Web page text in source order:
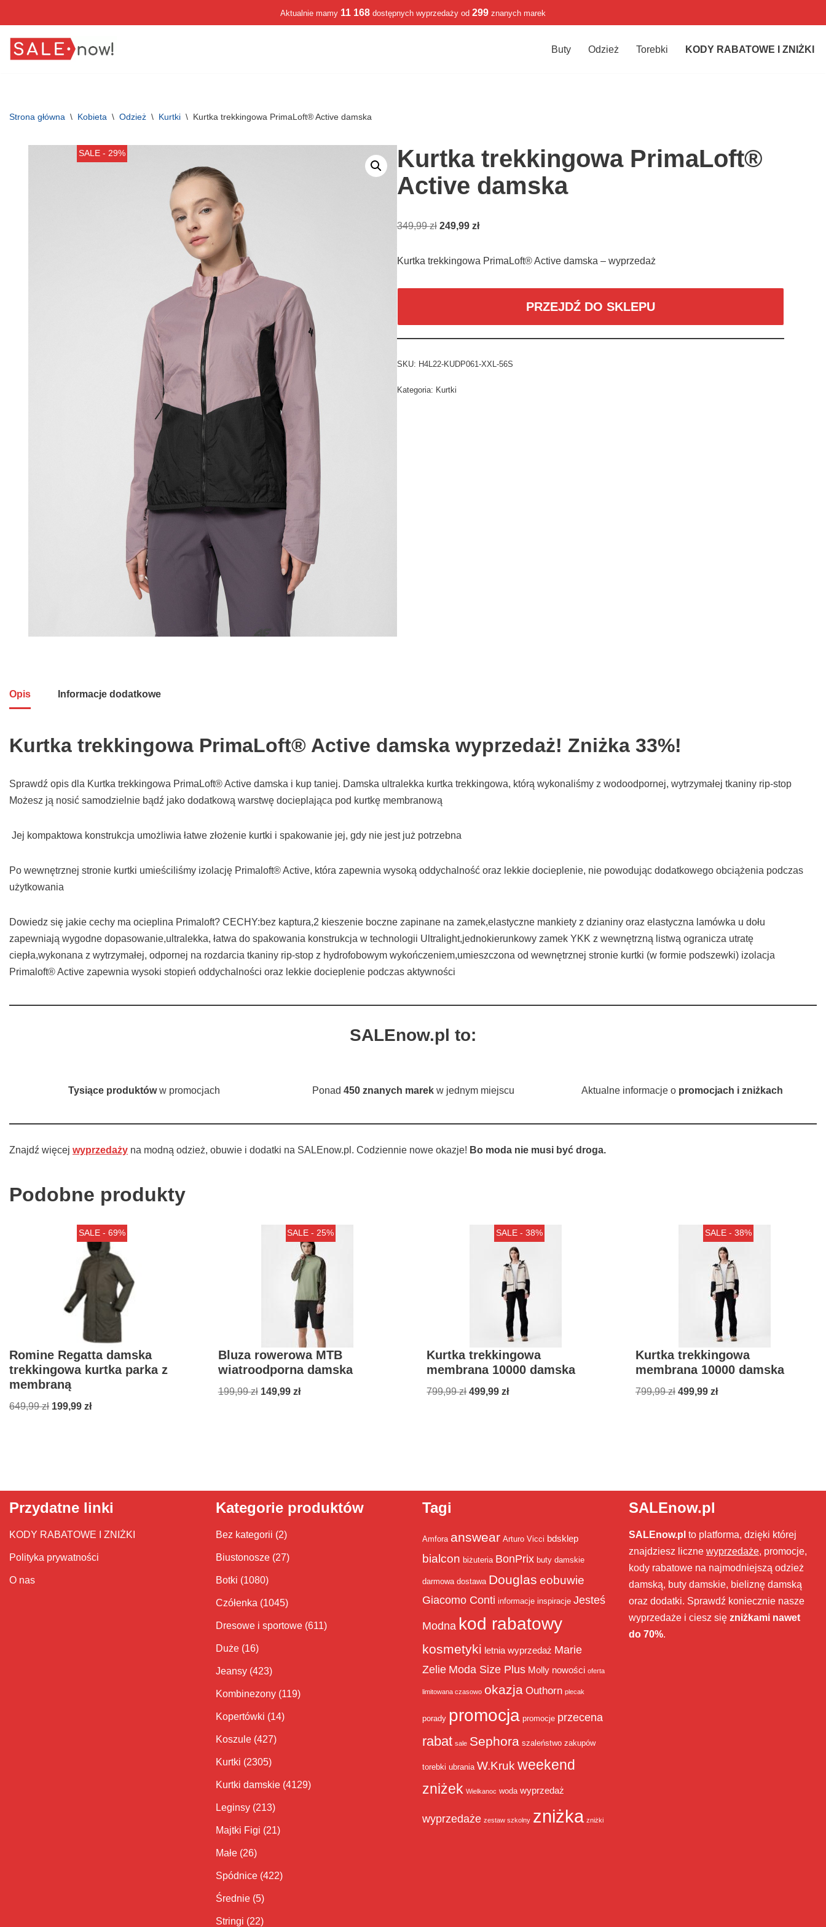
do
Aktualnie mamy 11 168 dostępnych wyprzedaży od 299 znanych marek
Buty Odzież Torebki KODY RABATOWE I ZNIŻKI
Strona główna \ Kobieta \ Odzież \ Kurtki \ Kurtka trekkingowa PrimaLoft® Active damska
SALE - 29%
Kurtka trekkingowa PrimaLoft®
Active damska
349,99zł 249,99 zł
Kurtka trekkingowa PrimaLoft® Active damska – wyprzedaż
PRZEJDŹ DO SKLEPU
SKU: H4L22-KUDP061-XXL-56S
Kategoria: Kurtki
Opis Informacje dodatkowe
Kurtka trekkingowa PrimaLoft® Active damska wyprzedaż! Zniżka 33%!
Sprawdź opis dla Kurtka trekkingowa PrimaLoft® Active damska i kup taniej. Damska ultralekka kurtka trekkingowa, którą wykonaliśmy z wodoodpornej, wytrzymałej tkaniny rip-stop
Możesz ją nosić samodzielnie bądź jako dodatkową warstwę docieplająca pod kurtkę membranową
Jej kompaktowa konstrukcja umożliwia łatwe złożenie kurtki i spakowanie jej, gdy nie jest już potrzebna
Po wewnętrznej stronie kurtki umieściliśmy izolację Primaloft® Active, która zapewnia wysoką oddychalność oraz lekkie docieplenie, nie powodując dodatkowego obciążenia podczas
użytkowania
Dowiedz się jakie cechy ma ocieplina Primaloft? CECHY:bez kaptura,2 kieszenie boczne zapinane na zamek,elastyczne mankiety z dzianiny oraz elastyczna lamówka u dołu
zapewniają wygodne dopasowanie,ultralekka, łatwa do spakowania konstrukcja w technologii Ultralight,jednokierunkowy zamek YKK z wewnętrzną listwą ogranicza utratę
ciepła,wykonana z wytrzymałej, odpornej na rozdarcia tkaniny rip-stop z hydrofobowym wykończeniem,umieszczona od wewnętrznej stronie kurtki (w formie podszewki) izolacja
Primaloft® Active zapewnia wysoki stopień oddychalności oraz lekkie docieplenie podczas aktywności
SALEnow.pl to:
Tysiące produktóww promocjach Ponad 450 znanych marekw jednym miejscu Aktualne informacje o promocjach i zniżkach
Znajdź więcej wyprzedaży na modną odzież, obuwie i dodatki na SALEnow.pl. Codziennie nowe okazje! Bo moda nie musi być droga.
Podobne produkty
SALE - 69%
Romine Regatta damska
trekkingowa kurtka parka z
membraną
649,99zł 199,99 zł
SALE - 25%
Bluza rowerowa MTB
wiatroodporna damska
199,99zł 149,99 zł
SALE - 38%
Kurtka trekkingowa
membrana 10000 damska
799,99zł 499,99zł
SALE - 38%
Kurtka trekkingowa
membrana 10000 damska
799,99zł 499,99 zł
Przydatne linki
KODY RABATOWE I ZNIŻKI
Polityka prywatności
O nas
Kategorie produktów
Bez kategorii (2)
Biustonosze (27)
Botki (1080)
Czółenka (1045)
Dresowe i sportowe (611)
Duże (16)
Jeansy (423)
Kombinezony (119)
Kopertówki (14)
Koszule (427)
Kurtki (2305)
Kurtki damskie (4129)
Leginsy (213)
Majtki Figi (21)
Małe (26)
Spódnice (422)
Średnie (5)
Stringi (22)
Tagi
Amfora answear Arturo Vicci bdsklep
bialcon biżuteria BonPrix buty damskie
darmowa dostawa Douglas eobuwie
Giacomo Conti informacje inspiracje Jesteś
Modna kod rabatowy
kosmetyki letnia wyprzedaż Marie
Zelie Moda Size Plus Molly nowości oferta
limitowana czasowo okazja Outhorn plecak
porady promocja promocje przecena
rabat sale Sephora szaleństwo zakupów
torebki ubrania W.Kruk weekend
zniżek Wielkanoc woda wyprzedaż
wyprzedaże zestaw szkolny zniżka zniżki
SALEnow.pl
SALEnow.pl to platforma, dzięki której
znajdziesz liczne wyprzedaże, promocje,
kody rabatowe na najmodniejszą odzież
damską, buty damskie, bieliznę damską
oraz dodatki. Sprawdź koniecznie nasze
wyprzedaże i ciesz się zniżkami nawet
do 70%.